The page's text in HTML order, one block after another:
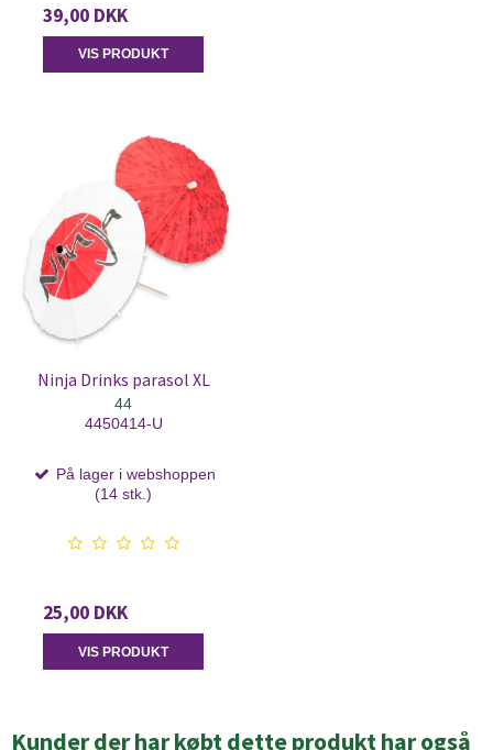
39,00 DKK
VIS PRODUKT
Ninja Drinks parasol XL
44
4450414-U
På lager i webshoppen
(14 stk.)
25,00 DKK
VIS PRODUKT
Kunder der har købt dette produkt har også